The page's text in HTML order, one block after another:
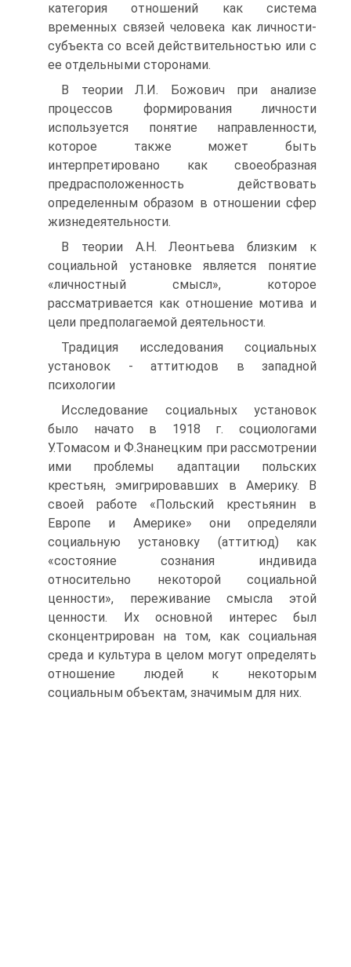
категория отношений как система
временных связей человека как личности-
субъекта со всей действительностью или с
ее отдельными сторонами.
В теории Л.И. Божович при анализе
процессов формирования личности
используется понятие направленности,
которое также может быть
интерпретировано как своеобразная
предрасположенность действовать
определенным образом в отношении сфер
жизнедеятельности.
В теории А.Н. Леонтьева близким к
социальной установке является понятие
«личностный смысл», которое
рассматривается как отношение мотива и
цели предполагаемой деятельности.
Традиция исследования социальных
установок - аттитюдов в западной
психологии
Исследование социальных установок
было начато в 1918 г. социологами
У.Томасом и Ф.Знанецким при рассмотрении
ими проблемы адаптации польских
крестьян, эмигрировавших в Америку. В
своей работе «Польский крестьянин в
Европе и Америке» они определяли
социальную установку (аттитюд) как
«состояние сознания индивида
относительно некоторой социальной
ценности», переживание смысла этой
ценности. Их основной интерес был
сконцентрирован на том, как социальная
среда и культура в целом могут определять
отношение людей к некоторым
социальным объектам, значимым для них.